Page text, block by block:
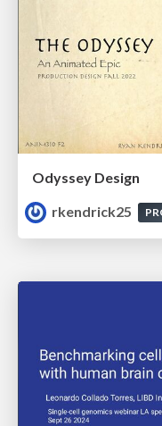
Odyssey Design
rkendrick25